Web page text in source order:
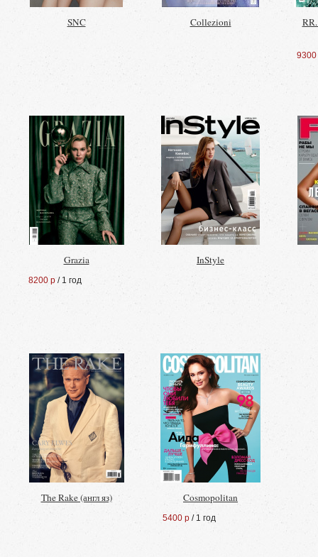
SNC Collezioni
9300
Grazia
8200 р / 1 год
InStyle
The Rake (англ яз) Cosmopolitan
5400 р / 1 год